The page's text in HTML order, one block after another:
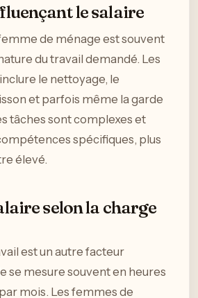
le salaire
de ménage est souvent
du travail demandé. Les
le nettoyage, le
et parfois même la garde
tâches sont complexes et
spécifiques, plus
élevé.
selon la charge
est un autre facteur
se mesure souvent en heures
mois. Les femmes de